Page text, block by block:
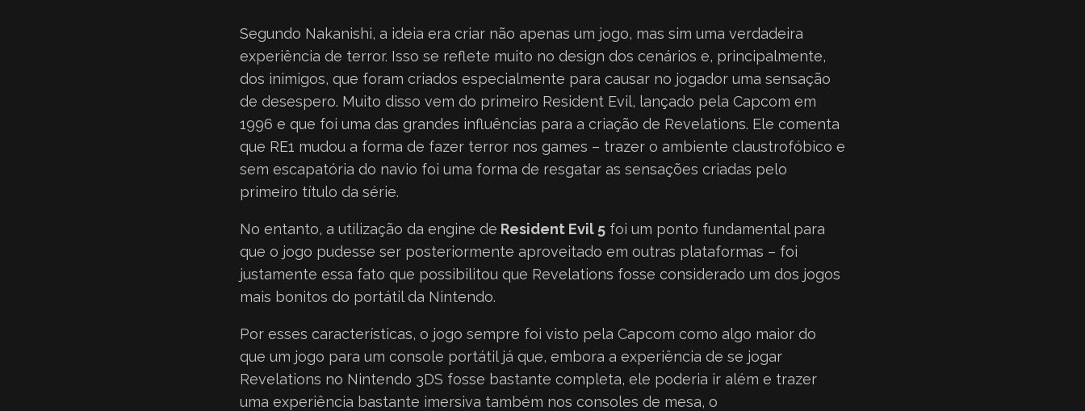
Segundo Nakanishi, a ideia era criar não apenas um jogo, mas sim uma verdadeira
experiência de terror. Isso se reflete muito no design dos cenários e, principalmente,
dos inimigos, que foram criados especialmente para causar no jogador uma sensação
de desespero. Muito disso vem do primeiro Resident Evil, lançado pela Capcom em
1996 e que foi uma das grandes influências para a criação de Revelations. Ele comenta
que RE1 mudou a forma de fazer terror nos games – trazer o ambiente claustrofóbico e
sem escapatória do navio foi uma forma de resgatar as sensações criadas pelo
primeiro título da série.
No entanto, a utilização da engine de Resident Evil 5 foi um ponto fundamental para
que o jogo pudesse ser posteriormente aproveitado em outras plataformas – foi
justamente essa fato que possibilitou que Revelations fosse considerado um dos jogos
mais bonitos do portátil da Nintendo.
Por esses características, o jogo sempre foi visto pela Capcom como algo maior do
que um jogo para um console portátil já que, embora a experiência de se jogar
Revelations no Nintendo 3DS fosse bastante completa, ele poderia ir além e trazer
uma experiência bastante imersiva também nos consoles de mesa, o